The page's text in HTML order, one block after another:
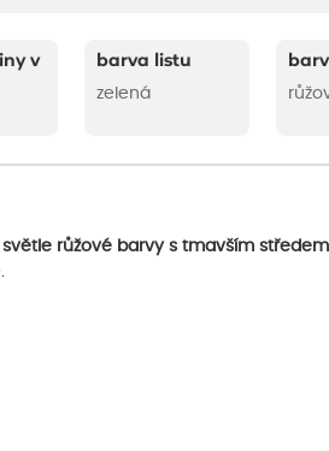
v
barva listu
zelená
světle růžové barvy s tmavším